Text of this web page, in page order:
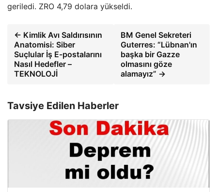
geriledi. ZRO 4,79 dolara yükseldi.
← Kimlik Avı Saldırısının
Anatomisi: Siber
Suçlular İş E-postalarını
Nasıl Hedefler –
TEKNOLOJİ
BM Genel Sekreteri
Guterres: “Lübnan'ın
başka bir Gazze
olmasını göze
alamayız” →
Tavsiye Edilen Haberler